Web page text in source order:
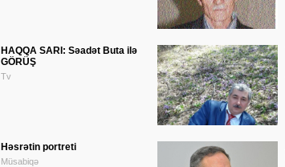
HAQQA SARI: Səadət Buta ilə
GÖRÜŞ
Tv
Həsrətin portreti
Müsabiqə